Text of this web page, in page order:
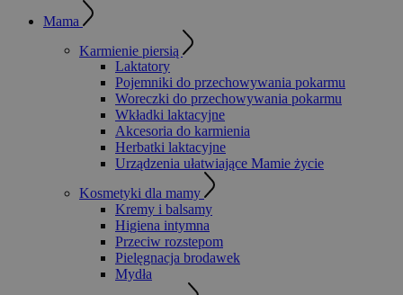
Mama
Karmienie piersią
Laktatory
Pojemniki do przechowywania pokarmu
Woreczki do przechowywania pokarmu
Wkładki laktacyjne
Akcesoria do karmienia
Herbatki laktacyjne
Urządzenia ułatwiające Mamie życie
Kosmetyki dla mamy
Kremy i balsamy
Higiena intymna
Przeciw rozstepom
Pielęgnacja brodawek
Mydła